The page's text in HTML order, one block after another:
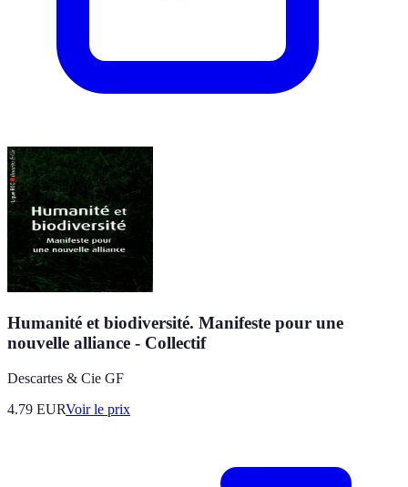
Humanité et biodiversité. Manifeste pour une
nouvelle alliance - Collectif
Descartes & Cie GF
4.79 EURVoir le prix